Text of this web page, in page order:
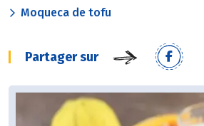
Moqueca de tofu
Partager sur